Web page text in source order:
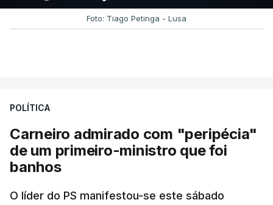
Foto: Tiago Petinga - Lusa
POLÍTICA
Carneiro admirado com "peripécia"
de um primeiro-ministro que foi
banhos
O líder do PS manifestou-se este sábado